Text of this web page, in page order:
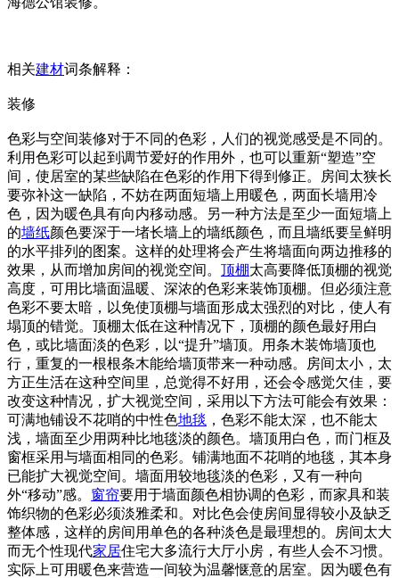
相关建材词条解释：
装修
色彩与空间装修对于不同的色彩，人们的视觉感受是不同的。
利用色彩可以起到调节爱好的作用外，也可以重新“塑造”空
间，使居室的某些缺陷在色彩的作用下得到修正。房间太狭长
要弥补这一缺陷，不妨在两面短墙上用暖色，两面长墙用冷
色，因为暖色具有向内移动感。另一种方法是至少一面短墙上
的墙纸颜色要深于一堵长墙上的墙纸颜色，而且墙纸要呈鲜明
的水平排列的图案。这样的处理将会产生将墙面向两边推移的
效果，从而增加房间的视觉空间。 顶棚太高要降低顶棚的视觉
高度，可用比墙面温暖、深浓的色彩来装饰顶棚。但必须注意
色彩不要太暗，以免使顶棚与墙面形成太强烈的对比，使人有
塌顶的错觉。顶棚太低在这种情况下，顶棚的颜色最好用白
色，或比墙面淡的色彩，以“提升”墙顶。用条木装饰墙顶也
行，重复的一根根条木能给墙顶带来一种动感。房间太小，太
方正生活在这种空间里，总觉得不好用，还会令感觉欠佳，要
改变这种情况，扩大视觉空间，采用以下方法可能会有效果：
可满地铺设不花哨的中性色地毯 ，色彩不能太深，也不能太
浅，墙面至少用两种比地毯淡的颜色。墙顶用白色，而门框及
窗框采用与墙面相同的色彩。铺满地面不花哨的地毯，其本身
已能扩大视觉空间。墙面用较地毯淡的色彩，又有一种向
外“移动”感。 窗帘要用于墙面颜色相协调的色彩，而家具和装
饰织物的色彩必须淡雅柔和。对比色会使房间显得较小及缺乏
整体感，这样的房间用单色的各种淡色是最理想的。房间太大
而无个性现代家居住宅大多流行大厅小房，有些人会不习惯。
实际上可用暖色来营造一间较为温馨惬意的居室。因为暖色有